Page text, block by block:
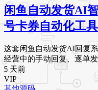
闲鱼自动发货AI
号卡券自动化工
这套闲鱼自动发货AI回复
经营中的手动回复、逐单
5 天前
VIP